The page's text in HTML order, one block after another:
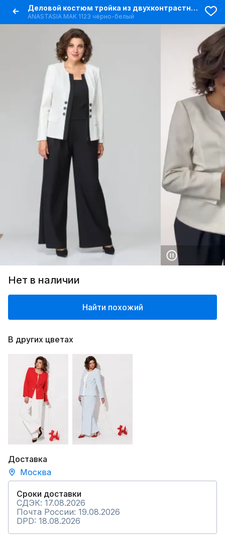
Деловой костюм тройка из двухконтрастных тканей
ANASTASIA MAK 1123 чёрно-белый
Нет в наличии
Найти похожий
В других цветах
Доставка
Москва
Сроки доставки
СДЭК: 17.08.2026
Почта России: 19.08.2026
DPD: 18.08.2026